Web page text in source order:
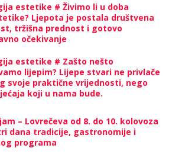
estetike # Živimo li u doba
Ljepota je postala društvena
tržišna prednost i gotovo
očekivanje
estetike # Zašto nešto
lijepim? Lijepe stvari ne privlače
svoje praktične vrijednosti, nego
koji u nama bude.
– Lovrečeva od 8. do 10. kolovoza
dana tradicije, gastronomije i
programa